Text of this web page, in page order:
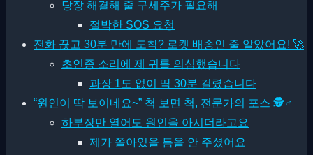
당장 해결해 줄 구세주가 필요해
절박한 SOS 요청
전화 끊고 30분 만에 도착? 로켓 배송인 줄 알았어요! 🚀
초인종 소리에 제 귀를 의심했습니다
과장 1도 없이 딱 30분 걸렸습니다
“원인이 딱 보이네요~” 척 보면 척, 전문가의 포스 🕵♂
하부장만 열어도 원인을 아시더라고요
제가 쫄아있을 틈을 안 주셨어요